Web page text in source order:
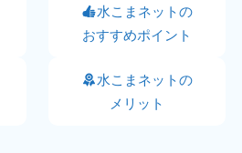
水こまネットの
おすすめポイント
水こまネットの
メリット